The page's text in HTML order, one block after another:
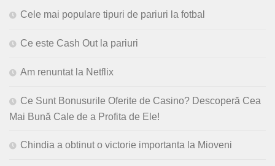
Cele mai populare tipuri de pariuri la fotbal
Ce este Cash Out la pariuri
Am renuntat la Netflix
Ce Sunt Bonusurile Oferite de Casino? Descoperă Cea
Mai Bună Cale de a Profita de Ele!
Chindia a obtinut o victorie importanta la Mioveni